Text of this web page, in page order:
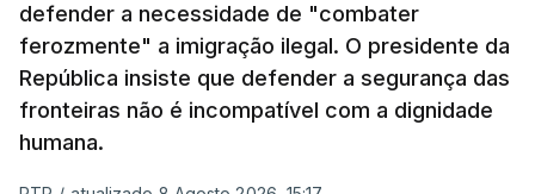
defender a necessidade de "combater
ferozmente" a imigração ilegal. O presidente da
República insiste que defender a segurança das
fronteiras não é incompatível com a dignidade
humana.